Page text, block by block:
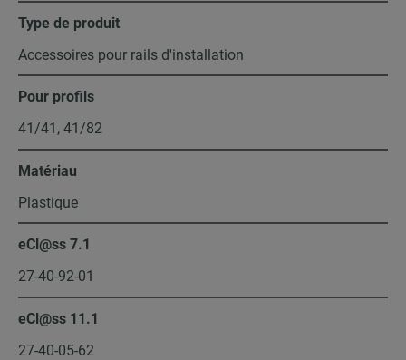
Type de produit
Accessoires pour rails d'installation
Pour profils
41/41, 41/82
Matériau
Plastique
eCl@ss 7.1
27-40-92-01
eCl@ss 11.1
27-40-05-62